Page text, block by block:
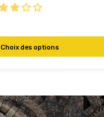
Choix des options